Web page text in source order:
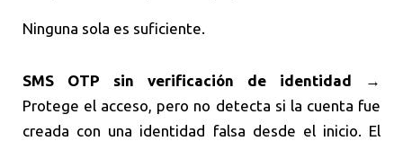
Ninguna sola es suficiente.
SMS OTP sin verificación de identidad →
Protege el acceso, pero no detecta si la cuenta fue
creada con una identidad falsa desde el inicio. El